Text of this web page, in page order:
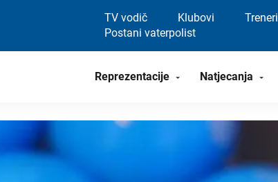
TV vodič Klubovi Treneri
Postani vaterpolist
Reprezentacije Natjecanja